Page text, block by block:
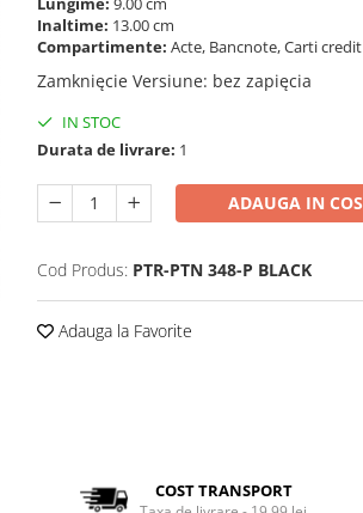
Inaltime: 13.00 cm
Compartimente: Acte, Bancnote, Carti credit
Zamknięcie Versiune: bez zapięcia
IN STOC
Durata de livrare: 1
ADAUGA IN COS
Cod Produs: PTR-PTN 348-P BLACK
Adauga la Favorite
COST TRANSPORT